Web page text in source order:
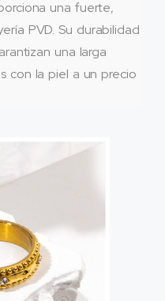
una fuerte,
PVD. Su durabilidad
una larga
con la piel a un precio